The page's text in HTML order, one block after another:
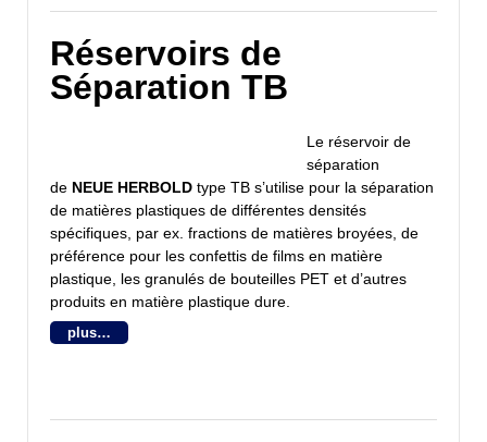
Réservoirs de
Séparation TB
Le réservoir de
séparation
de NEUE HERBOLD type TB s’utilise pour la séparation
de matières plastiques de différentes densités
spécifiques, par ex. fractions de matières broyées, de
préférence pour les confettis de films en matière
plastique, les granulés de bouteilles PET et d’autres
produits en matière plastique dure.
plus…